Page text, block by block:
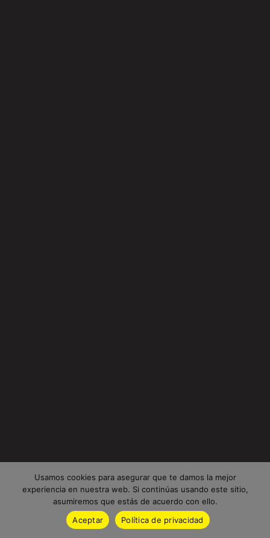
Usamos cookies para asegurar que te damos la mejor
experiencia en nuestra web. Si continúas usando este sitio,
asumiremos que estás de acuerdo con ello.
Aceptar
Política de privacidad